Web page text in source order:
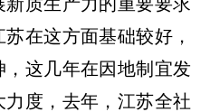
在这方面基础较好，
这几年在因地制宜发
度，去年，江苏全社